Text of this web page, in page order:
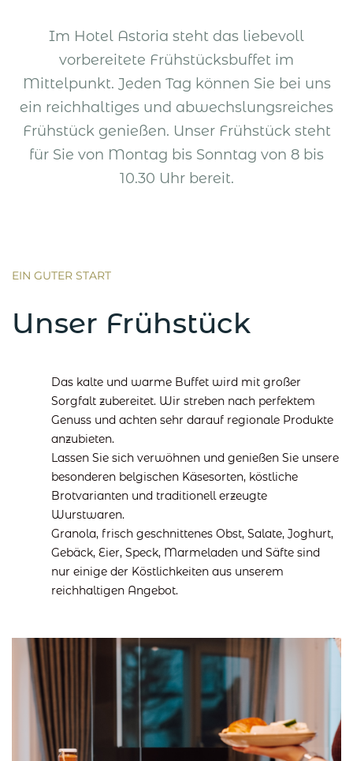
Im Hotel Astoria steht das liebevoll
vorbereitete Frühstücksbuffet im
Mittelpunkt. Jeden Tag können Sie bei uns
ein reichhaltiges und abwechslungsreiches
Frühstück genießen. Unser Frühstück steht
für Sie von Montag bis Sonntag von 8 bis
10.30 Uhr bereit.
EIN GUTER START
Unser Frühstück
Das kalte und warme Buffet wird mit großer
Sorgfalt zubereitet. Wir streben nach perfektem
Genuss und achten sehr darauf regionale Produkte
anzubieten.
Lassen Sie sich verwöhnen und genießen Sie unsere
besonderen belgischen Käsesorten, köstliche
Brotvarianten und traditionell erzeugte
Wurstwaren.
Granola, frisch geschnittenes Obst, Salate, Joghurt,
Gebäck, Eier, Speck, Marmeladen und Säfte sind
nur einige der Köstlichkeiten aus unserem
reichhaltigen Angebot.